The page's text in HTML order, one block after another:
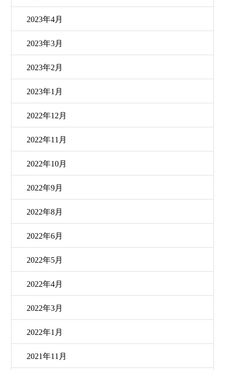
2023年4月
2023年3月
2023年2月
2023年1月
2022年12月
2022年11月
2022年10月
2022年9月
2022年8月
2022年6月
2022年5月
2022年4月
2022年3月
2022年1月
2021年11月